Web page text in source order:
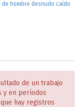
de hombre desnudo caído
de un trabajo
y en períodos
hay registros